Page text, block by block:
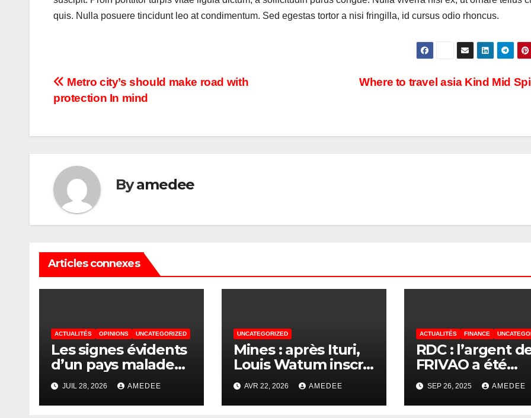
b
A er
quis. Nulla posuere tincidunt leo at condimentum. Sed egestas tortor a nisi fringilla, id cursus odio rhoncus.
Navigation
de
l’article
Where to travel asia Kind Mid
Metro city’s should make road with
protection In mind
Byamedee
Articles connexes
ACTUALITÉS OPINIONS UNCATEGORIZED
Les signes évidents
d’un pays malade
de l’intérieur — un
État captif d’un
système de
JUIL 28, 2026 AMEDEE
UNCATEGORIZED
Mines : après Ituri,
Louis Watum inscrit
les deux provinces
minières Bas-Uélé
et Maniema dans
AVR 22, 2026 AMEDEE
ACTUALITÉS FINANCE
RDC : l’argent
FRIVAO a été
bouffé comme
cacahuètes, en
témoignent ces
SEP 26, 2025 AMEDEE